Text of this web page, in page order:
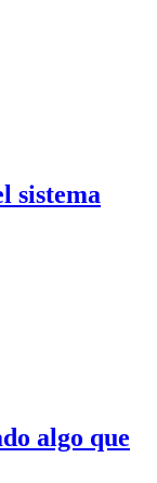
sistema
algo que